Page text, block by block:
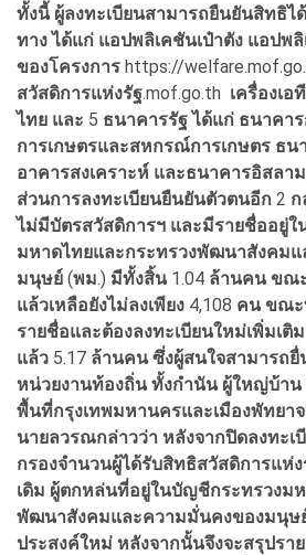
ทั้งนี้ ผู้ลงทะเบียนสามารถยืนยันสิทธิไ
ทาง ได้แก่ แอปพลิเคชันเป๋าตัง แอปพลิ
ของโครงการ https://
สวัสดิการแห่งรัฐ.mof.go.th เครื่องเอ
ไทย และ 5 ธนาคารรัฐ ได้แก่ ธนาคา
การเกษตรและสหกรณ์การเกษตร ธน
อาคารสงเคราะห์ และธนาคารอิสลา
ส่วนการลงทะเบียนยืนยันตัวตนอีก 2 ก
ไม่มีบัตรสวัสดิการฯ และมีรายชื่ออยู่
มหาดไทยและกระทรวงพัฒนาสังคม
มนุษย์ (พม.) มีทั้งสิ้น1.04 ล้านคน ขณ
แล้วเหลือยังไม่ลงเพียง 4,108 คน ขณะ
รายชื่อและต้องลงทะเบียนใหม่เพิ่มเติม
แล้ว 5.17 ล้านคน ซึ่งผู้สนใจสามารถ
หน่วยงานท้องถิ่น ทั้งกำนัน ผู้ใหญ่บ้าน
พื้นที่กรุงเทพมหานครและเมืองพัทยา
นายลวรณกล่าวว่า หลังจากปิดลงทะเ
กรองจำนวนผู้ได้รับสิทธิสวัสดิการแห่ง
เดิม ผู้ตกหล่นที่อยู่ในบัญชีกระทรวงม
พัฒนาสังคมและความมั่นคงของมนุษ
ประสงค์ใหม่ หลังจากนั้นจึงจะสรุปรา